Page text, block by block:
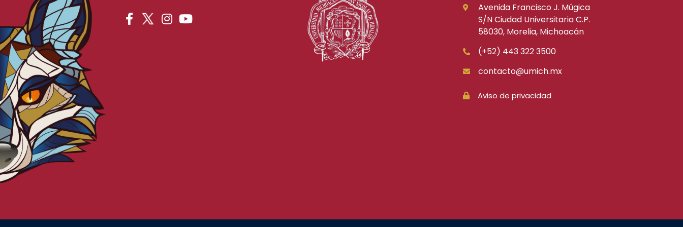
Avenida Francisco J. Múgica
S/N Ciudad Universitaria C.P.
58030, Morelia, Michoacán
(+52) 443 322 3500
contacto@umich.mx
Aviso de privacidad